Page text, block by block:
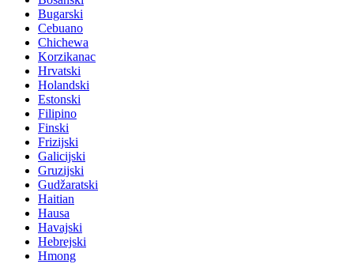
Bugarski
Cebuano
Chichewa
Korzikanac
Hrvatski
Holandski
Estonski
Filipino
Finski
Frizijski
Galicijski
Gruzijski
Gudžaratski
Haitian
Hausa
Havajski
Hebrejski
Hmong